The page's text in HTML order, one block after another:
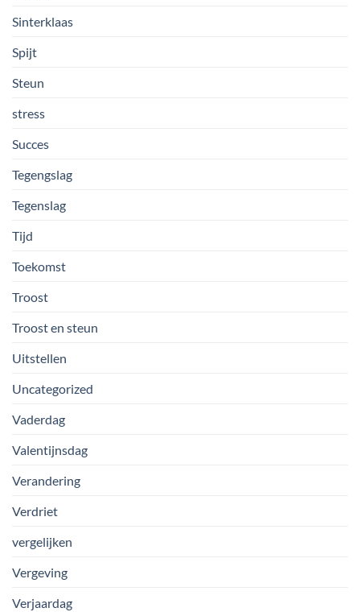
Sinterklaas
Spijt
Steun
stress
Succes
Tegengslag
Tegenslag
Tijd
Toekomst
Troost
Troost en steun
Uitstellen
Uncategorized
Vaderdag
Valentijnsdag
Verandering
Verdriet
vergelijken
Vergeving
Verjaardag